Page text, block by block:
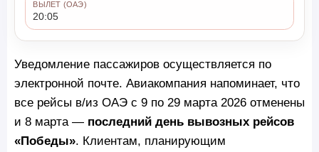
ВЫЛЕТ (ОАЭ)
20:05
Уведомление пассажиров осуществляется по
электронной почте. Авиакомпания напоминает, что
все рейсы в/из ОАЭ с 9 по 29 марта 2026 отменены
и 8 марта — последний день вывозных рейсов
«Победы». Клиентам, планирующим